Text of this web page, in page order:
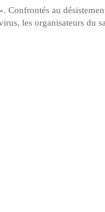
Confrontés au
les organisateurs du